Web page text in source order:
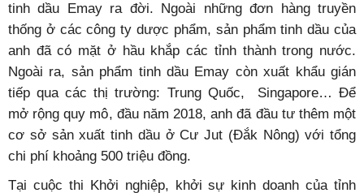
tinh dầu Emay ra đời. Ngoài những đơn hàng truyền
thống ở các công ty dược phẩm, sản phẩm tinh dầu của
anh đã có mặt ở hầu khắp các tỉnh thành trong nước.
Ngoài ra, sản phẩm tinh dầu Emay còn xuất khẩu gián
tiếp qua các thị trường: Trung Quốc, Singapore… Để
mở rộng quy mô, đầu năm 2018, anh đã đầu tư thêm một
cơ sở sản xuất tinh dầu ở Cư Jut (Đắk Nông) với tổng
chi phí khoảng 500 triệu đồng.
Tại cuộc thi Khởi nghiệp, khởi sự kinh doanh của tỉnh